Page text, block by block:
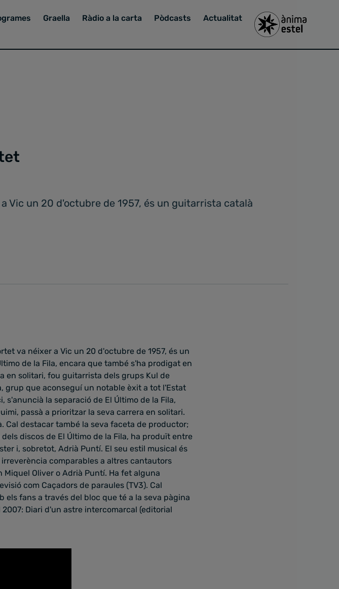
Graella Ràdio a la carta Pòdcasts Actualitat
Vic un 20 d'octubre de 1957, és un guitarrista català
va néixer a Vic un 20 d'octubre de 1957, és un
de la Fila, encara que també s'ha prodigat en
en solitari, fou guitarrista dels grups Kul de
grup que aconseguí un notable èxit a tot l'Estat
s'anuncià la separació de El Último de la Fila,
passà a prioritzar la seva carrera en solitari.
Cal destacar també la seva faceta de productor;
discos de El Último de la Fila, ha produït entre
i, sobretot, Adrià Puntí. El seu estil musical és
comparables a altres cantautors
Miquel Oliver o Adrià Puntí. Ha fet alguna
com Caçadors de paraules (TV3). Cal
fans a través del bloc que té a la seva pàgina
Diari d'un astre intercomarcal (editorial